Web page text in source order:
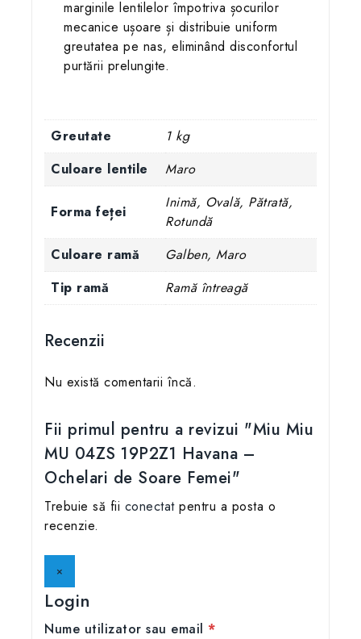
marginile lentilelor împotriva șocurilor
mecanice ușoare și distribuie uniform
greutatea pe nas, eliminând disconfortul
purtării prelungite.
Greutate
1 kg
Culoare lentile
Maro
Forma feței
Inimă, Ovală, Pătrată,
Rotundă
Culoare ramă
Galben, Maro
Tip ramă
Ramă întreagă
Recenzii
Nu există comentarii încă.
Fii primul pentru a revizui "Miu Miu
MU 04ZS 19P2Z1 Havana –
Ochelari de Soare Femei"
Trebuie să fii conectatpentru a posta o
recenzie.
×
Login
Nume utilizator sau email *